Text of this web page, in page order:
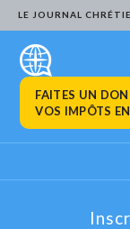
LE JOURNAL
FAITES UN
VOS IMPÔTS